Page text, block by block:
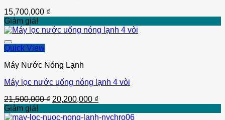
15,700,000 ₫
Giảm giá!
Quick View
Máy Nước Nóng Lạnh
Máy lọc nước uống nóng lạnh 4 vòi
21,500,000₫ Giá
là:
20,200,000 ₫
tại
Giảm giá!